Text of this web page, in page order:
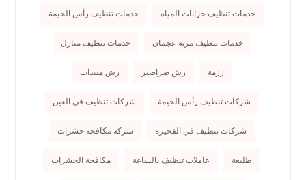
خدمات تنظيف خزانات المياه خدمات تنظيف رأس الخيمة
خدمات تنظيف مرنة عجمان خدمات تنظيف منازل
رزمة رش صراصير رش مبيدات
شركات تنظيف رأس الخيمة شركات تنظيف في العين
شركات تنظيف في الفجيرة شركة مكافحة حشرات
طليعة عاملات تنظيف بالساعة مكافحة الحشرات